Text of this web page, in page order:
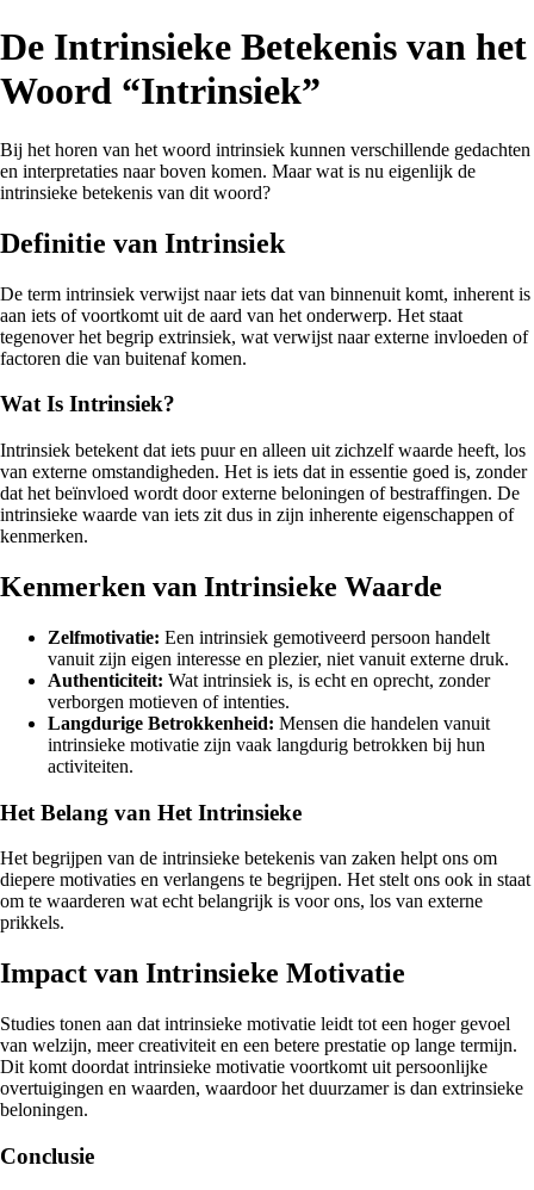
De Intrinsieke Betekenis van het
Woord “Intrinsiek”
Bij het horen van het woord intrinsiek kunnen verschillende gedachten
en interpretaties naar boven komen. Maar wat is nu eigenlijk de
intrinsieke betekenis van dit woord?
Definitie van Intrinsiek
De term intrinsiek verwijst naar iets dat van binnenuit komt, inherent is
aan iets of voortkomt uit de aard van het onderwerp. Het staat
tegenover het begrip extrinsiek, wat verwijst naar externe invloeden of
factoren die van buitenaf komen.
Wat Is Intrinsiek?
Intrinsiek betekent dat iets puur en alleen uit zichzelf waarde heeft, los
van externe omstandigheden. Het is iets dat in essentie goed is, zonder
dat het beïnvloed wordt door externe beloningen of bestraffingen. De
intrinsieke waarde van iets zit dus in zijn inherente eigenschappen of
kenmerken.
Kenmerken van Intrinsieke Waarde
Zelfmotivatie: Een intrinsiek gemotiveerd persoon handelt
vanuit zijn eigen interesse en plezier, niet vanuit externe druk.
Authenticiteit: Wat intrinsiek is, is echt en oprecht, zonder
verborgen motieven of intenties.
Langdurige Betrokkenheid: Mensen die handelen vanuit
intrinsieke motivatie zijn vaak langdurig betrokken bij hun
activiteiten.
Het Belang van Het Intrinsieke
Het begrijpen van de intrinsieke betekenis van zaken helpt ons om
diepere motivaties en verlangens te begrijpen. Het stelt ons ook in staat
om te waarderen wat echt belangrijk is voor ons, los van externe
prikkels.
Impact van Intrinsieke Motivatie
Studies tonen aan dat intrinsieke motivatie leidt tot een hoger gevoel
van welzijn, meer creativiteit en een betere prestatie op lange termijn.
Dit komt doordat intrinsieke motivatie voortkomt uit persoonlijke
overtuigingen en waarden, waardoor het duurzamer is dan extrinsieke
beloningen.
Conclusie